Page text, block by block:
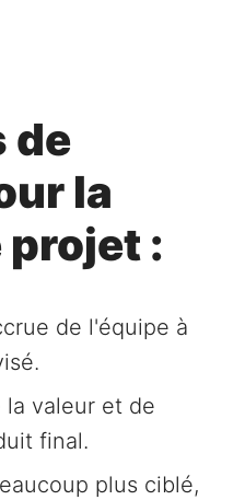
de
la
:
de l'équipe à
valeur et de
final.
plus ciblé,